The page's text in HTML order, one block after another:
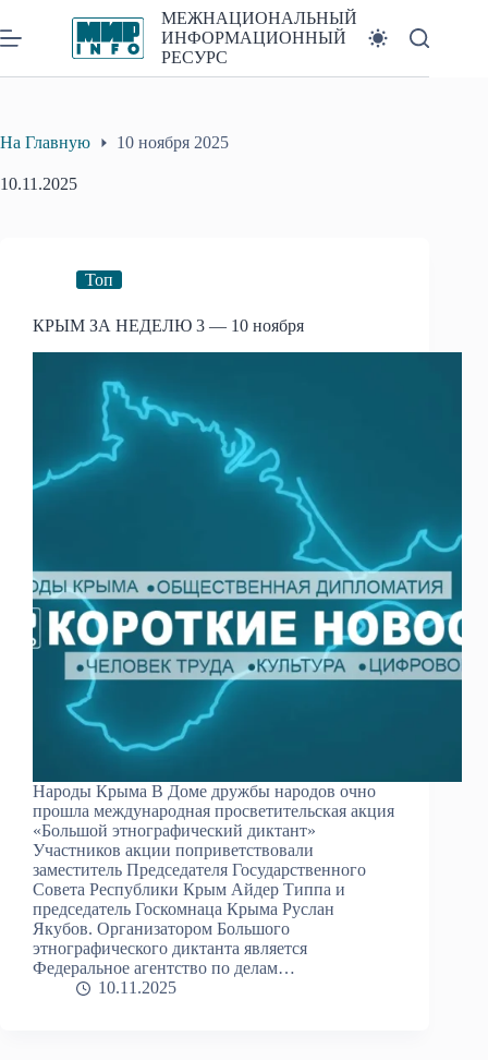
к
сути
МЕЖНАЦИОНАЛЬНЫЙ
ИНФОРМАЦИОННЫЙ
РЕСУРС
На Главную 10 ноября 2025
10.11.2025
Топ
КРЫМ ЗА НЕДЕЛЮ 3 — 10 ноября
Народы Крыма В Доме дружбы народов очно
прошла международная просветительская акция
«Большой этнографический диктант»
Участников акции поприветствовали
заместитель Председателя Государственного
Совета Республики Крым Айдер Типпа и
председатель Госкомнаца Крыма Руслан
Якубов. Организатором Большого
этнографического диктанта является
Федеральное агентство по делам…
10.11.2025